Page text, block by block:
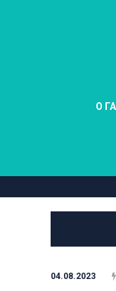
О
04.08.2023